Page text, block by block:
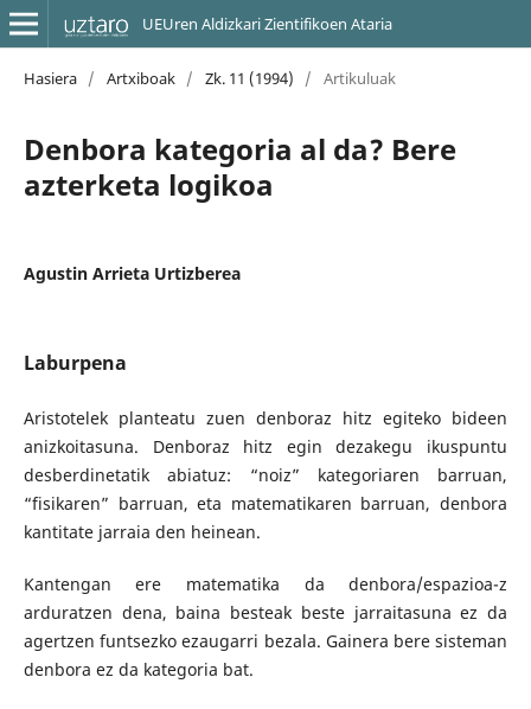
UEUren Aldizkari Zientifikoen Ataria
Hasiera / Artxiboak / Zk. 11 (1994) / Artikuluak
Denbora kategoria al da? Bere
azterketa logikoa
Agustin Arrieta Urtizberea
Laburpena
Aristotelek planteatu zuen denboraz hitz egiteko bideen
anizkoitasuna. Denboraz hitz egin dezakegu ikuspuntu
desberdinetatik abiatuz: “noiz” kategoriaren barruan,
“fisikaren” barruan, eta matematikaren barruan, denbora
kantitate jarraia den heinean.
Kantengan ere matematika da denbora/espazioa-z
arduratzen dena, baina besteak beste jarraitasuna ez da
agertzen funtsezko ezaugarri bezala. Gainera bere sisteman
denbora ez da kategoria bat.